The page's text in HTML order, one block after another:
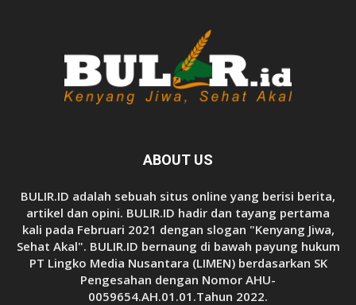
ABOUT US
BULIR.ID adalah sebuah situs online yang berisi berita,
artikel dan opini. BULIR.ID hadir dan tayang pertama
kali pada Februari 2021 dengan slogan "Kenyang Jiwa,
Sehat Akal". BULIR.ID bernaung di bawah payung hukum
PT Lingko Media Nusantara (LIMEN) berdasarkan SK
Pengesahan dengan Nomor AHU-
0059654.AH.01.01.Tahun 2022.